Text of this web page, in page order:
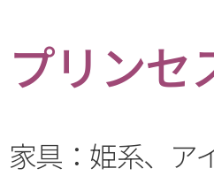
プリンセ
家具：姫系、ア